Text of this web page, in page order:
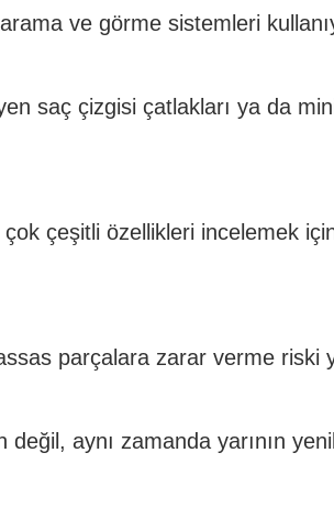
ve görme sistemleri
saç çizgisi çatlakları ya da
çok çeşitli özellikleri incelemek
parçalara zarar verme riski
aynı zamanda yarının